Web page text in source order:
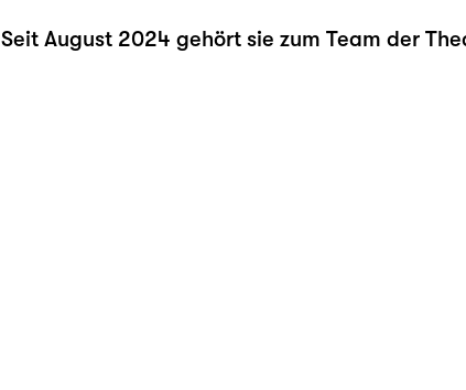
Seit August 2024 gehört sie zum Team der